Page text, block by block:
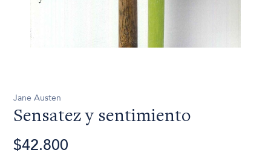
Jane Austen
Sensatez y sentimiento
$42.800